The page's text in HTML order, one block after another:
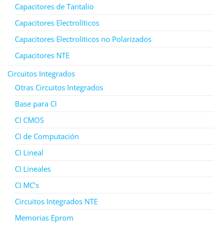
Capacitores de Tantalio
Capacitores Electrolíticos
Capacitores Electrolíticos no Polarizados
Capacitores NTE
Circuitos Integrados
Otras Circuitos Integrados
Base para CI
CI CMOS
CI de Computación
CI Lineal
CI Lineales
CI MC’s
Circuitos Integrados NTE
Memorias Eprom